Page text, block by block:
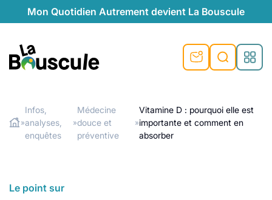
Mon Quotidien Autrement devient La Bouscule
et durable
au naturel
locales
témoignages
Rechercher
»
Infos,
analyses,
enquêtes
»
Médecine
douce et
préventive
»
Vitamine D : pourquoi elle est
importante et comment en
absorber
Le point sur